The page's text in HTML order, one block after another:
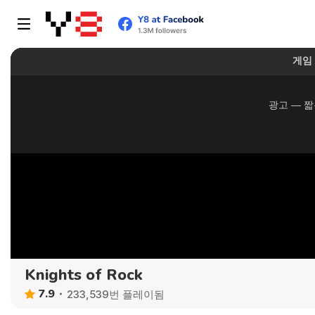
Knights of Rock
7.9 233,539번 플레이됨